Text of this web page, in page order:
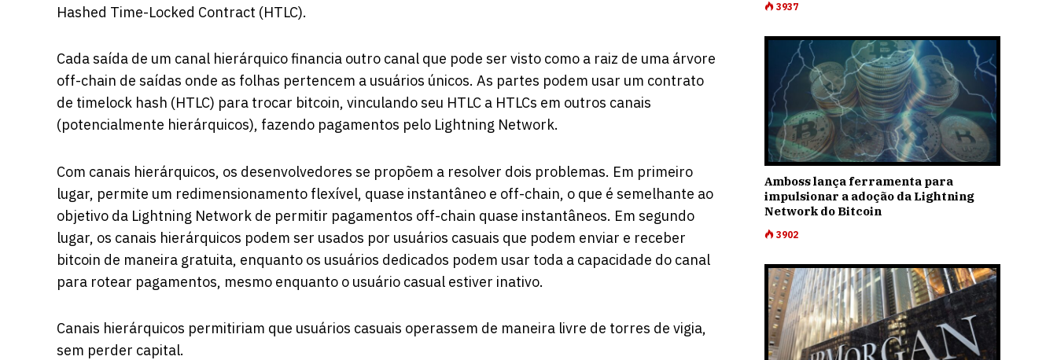
Hashed Time-Locked Contract (HTLC).
Cada saída de um canal hierárquico financia outro canal que pode ser visto como a raiz de uma árvore
off-chain de saídas onde as folhas pertencem a usuários únicos. As partes podem usar um contrato
de timelock hash (HTLC) para trocar bitcoin, vinculando seu HTLC a HTLCs em outros canais
(potencialmente hierárquicos), fazendo pagamentos pelo Lightning Network.
Com canais hierárquicos, os desenvolvedores se propõem a resolver dois problemas. Em primeiro
lugar, permite um redimensionamento flexível, quase instantâneo e off-chain, o que é semelhante ao
objetivo da Lightning Network de permitir pagamentos off-chain quase instantâneos. Em segundo
lugar, os canais hierárquicos podem ser usados ​​por usuários casuais que podem enviar e receber
bitcoin de maneira gratuita, enquanto os usuários dedicados podem usar toda a capacidade do canal
para rotear pagamentos, mesmo enquanto o usuário casual estiver inativo.
Canais hierárquicos permitiriam que usuários casuais operassem de maneira livre de torres de vigia,
sem perder capital.
3937
Amboss lança ferramenta para
impulsionar a adoção da Lightning
Network do Bitcoin
3902